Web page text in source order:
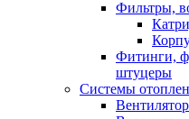
Фильтры,
Фитинги,
штуцеры
Системы